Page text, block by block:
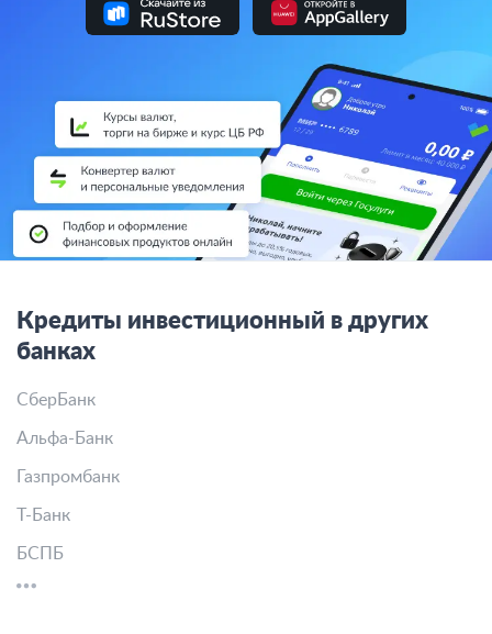
Кредиты инвестиционный в других
банках
СберБанк
Альфа-Банк
Газпромбанк
Т-Банк
БСПБ